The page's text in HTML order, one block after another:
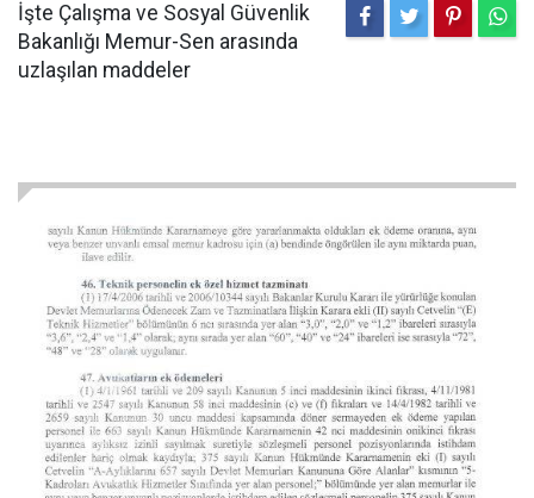
İşte Çalışma ve Sosyal Güvenlik
Bakanlığı Memur-Sen arasında
uzlaşılan maddeler